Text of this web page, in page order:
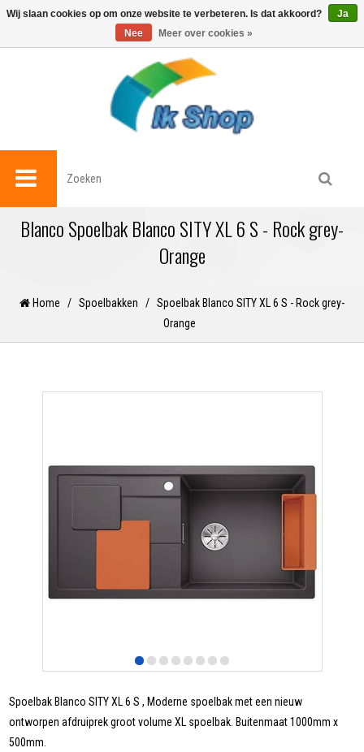
0
Blanco Spoelbak Blanco SITY XL 6 S - Rock grey-
Orange
Home / Spoelbakken / Spoelbak Blanco SITY XL 6 S - Rock grey-
Orange
Spoelbak Blanco SITY XL 6 S , Moderne spoelbak met een nieuw
ontworpen afdruiprek groot volume XL spoelbak. Buitenmaat 1000mm x
500mm.
Wij slaan cookies op om onze website te verbeteren. Is dat akkoord?
Ja
Nee
Meer over cookies »